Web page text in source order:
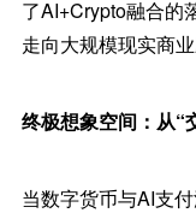
了AI+Crypto融合的
走向大规模现实商业
终极想象空间：从“
当数字货币与AI支